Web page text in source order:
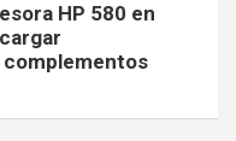
HP 580 en